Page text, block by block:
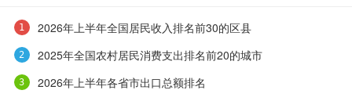
2026年上半年全国居民收入排名前30的区县
2025年全国农村居民消费支出排名前20的城市
2026年上半年各省市出口总额排名